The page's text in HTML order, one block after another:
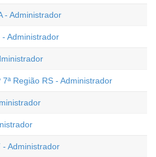
- Administrador
Administrador
Região RS - Administrador
- Administrador